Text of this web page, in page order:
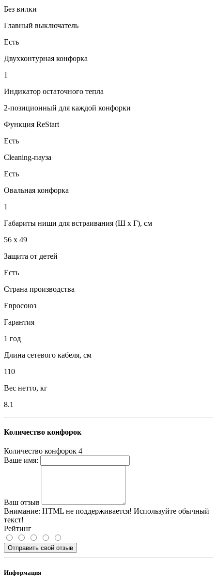
Без вилки
Главный выключатель
Есть
Двухконтурная конфорка
1
Индикатор остаточного тепла
2-позиционный для каждой конфорки
Функция ReStart
Есть
Cleaning-пауза
Есть
Овальная конфорка
1
Габариты ниши для встраивания (Ш х Г), см
56 х 49
Защита от детей
Есть
Страна производства
Евросоюз
Гарантия
1 год
Длина сетевого кабеля, см
110
Вес нетто, кг
8.1
Количество конфорок
Количество конфорок 4
Ваше имя:
Ваш отзыв
Внимание: HTML не поддерживается! Используйте обычный
текст!
Рейтинг
Отправить свой отзыв
Информация